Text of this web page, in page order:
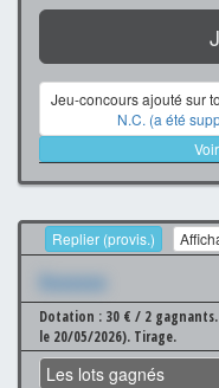
Jeu-concours ajouté sur
N.C. (a été
Replier (provis.)
Xxxxxxx
Dotation : 30 € / 2 gagnants.
le 20/05/2026). Tirage.
Les lots gagnés